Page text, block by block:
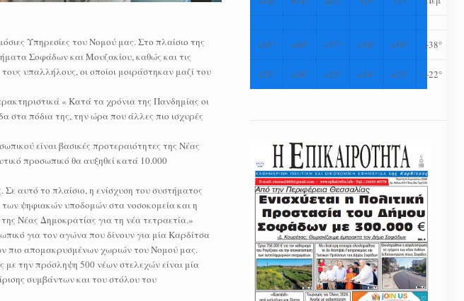
Υπηρεσίες του Νομού μας. Στο πλαίσιο της
Σοφάδων και Μουζακίου, καθώς και τις
υπαλλήλους, οι οποίοι μοιράστηκαν μαζί του
« Κατά τα χρόνια της Πανδημίας οι
στα πόδια της, την ώρα που άλλες πιο ισχυρές
είναι βασικές προτεραιότητες της Νέας
προσωπικό θα αυξηθεί κατά 10.000
αυτό το πλαίσιο, η ενίσχυση του συστήματος
ψηφιακών υποδομών στα νοσοκομεία και η
Νέας Δημοκρατίας για τη νέα τετραετία.»
για τον αγώνα που δίνουν για μία Καρδίτσα
πιο απομακρυσμένων χωριών του Νομού μας.
με την πρόσληψη 500 νέων στελεχών είναι μία
συμβάντων και του στόλου του
+39° +40° +37° +38° +39° +38°
+25° +28° +25° +24° +23° +22°